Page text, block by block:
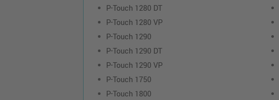
P-Touch 1280 DT
P-Touch 1280 VP
P-Touch 1290
P-Touch 1290 DT
P-Touch 1290 VP
P-Touch 1750
P-Touch 1800